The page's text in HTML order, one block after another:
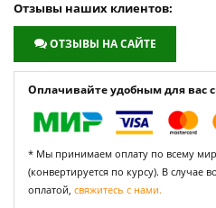
Отзывы наших клиентов:
ОТЗЫВЫ НА САЙТЕ
Оплачивайте удобным для вас
* Мы принимаем оплату по всему
(конвертируется по курсу). В случае
оплатой, свяжитесь с нами.